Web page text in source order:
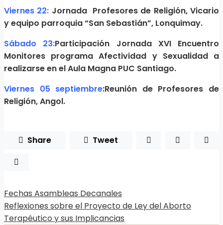
Viernes 22: Jornada Profesores de Religión, Vicario
y equipo parroquia “San Sebastián”, Lonquimay.
Sábado 23:Participación Jornada XVI Encuentro
Monitores programa Afectividad y Sexualidad a
realizarse en el Aula Magna PUC Santiago.
Viernes 05 septiembre:Reunión de Profesores de
Religión, Angol.
Share Tweet
Fechas Asambleas Decanales
Reflexiones sobre el Proyecto de Ley del Aborto
Terapéutico y sus Implicancias